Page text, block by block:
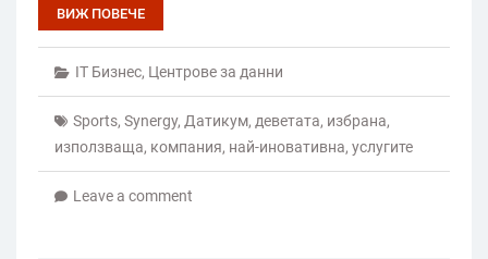
ВИЖ ПОВЕЧЕ
IT Бизнес, Центрове за данни
Sports, Synergy, Датикум, деветата, избрана,
използваща, компания, най-иновативна, услугите
Leave a comment